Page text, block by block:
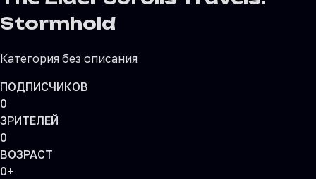
Stormhold
Категория без описания
ПОДПИСЧИКОВ
0
ЗРИТЕЛЕЙ
0
ВОЗРАСТ
0+